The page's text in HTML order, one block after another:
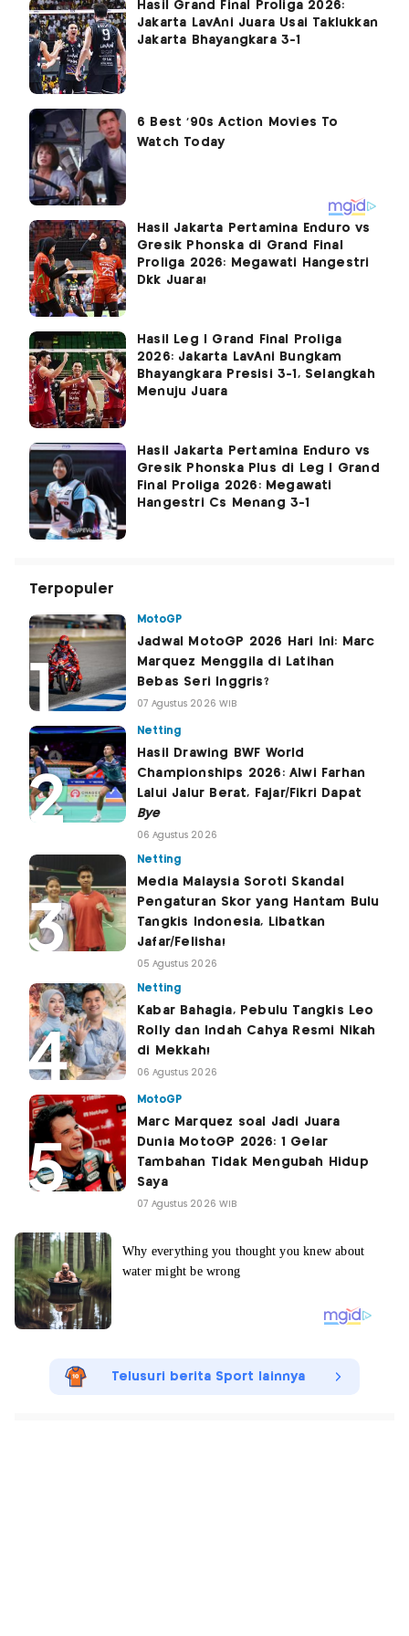
Hasil Grand Final Proliga 2026:
Jakarta LavAni Juara Usai Taklukkan
Jakarta Bhayangkara 3-1
Hasil Jakarta Pertamina Enduro vs
Gresik Phonska di Grand Final
Proliga 2026: Megawati Hangestri
Dkk Juara!
Hasil Leg I Grand Final Proliga
2026: Jakarta LavAni Bungkam
Bhayangkara Presisi 3-1, Selangkah
Menuju Juara
Hasil Jakarta Pertamina Enduro vs
Gresik Phonska Plus di Leg I Grand
Final Proliga 2026: Megawati
Hangestri Cs Menang 3-1
Terpopuler
MotoGP
Jadwal MotoGP 2026 Hari Ini: Marc
Marquez Menggila di Latihan
Bebas Seri Inggris?
07 Agustus 2026 WIB
Netting
Hasil Drawing BWF World
Championships 2026: Alwi Farhan
Lalui Jalur Berat, Fajar/Fikri Dapat
Bye
06 Agustus 2026
Netting
Media Malaysia Soroti Skandal
Pengaturan Skor yang Hantam Bulu
Tangkis Indonesia, Libatkan
Jafar/Felisha!
05 Agustus 2026
Netting
Kabar Bahagia, Pebulu Tangkis Leo
Rolly dan Indah Cahya Resmi Nikah
di Mekkah!
06 Agustus 2026
MotoGP
Marc Marquez soal Jadi Juara
Dunia MotoGP 2026: 1 Gelar
Tambahan Tidak Mengubah Hidup
Saya
07 Agustus 2026 WIB
Telusuri berita Sport lainnya